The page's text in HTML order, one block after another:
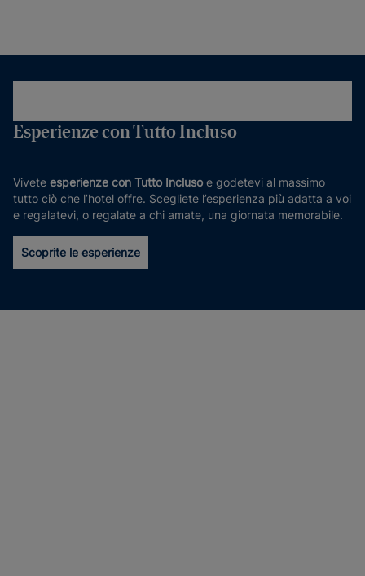
Esperienze con Tutto Incluso
Vivete esperienze con Tutto Incluso e godetevi al massimo
tutto ciò che l’hotel offre. Scegliete l’esperienza più adatta a voi
e regalatevi, o regalate a chi amate, una giornata memorabile.
Scoprite le esperienze